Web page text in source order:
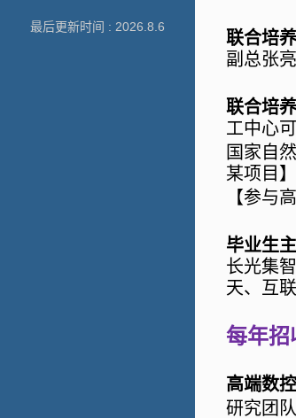
最后更新时间 : 2026 8 6
联合培
副总张
联合培
工中心
国家自
某项目】
【参与
毕业生
长光集
天、互
每年招
高端数
研究团